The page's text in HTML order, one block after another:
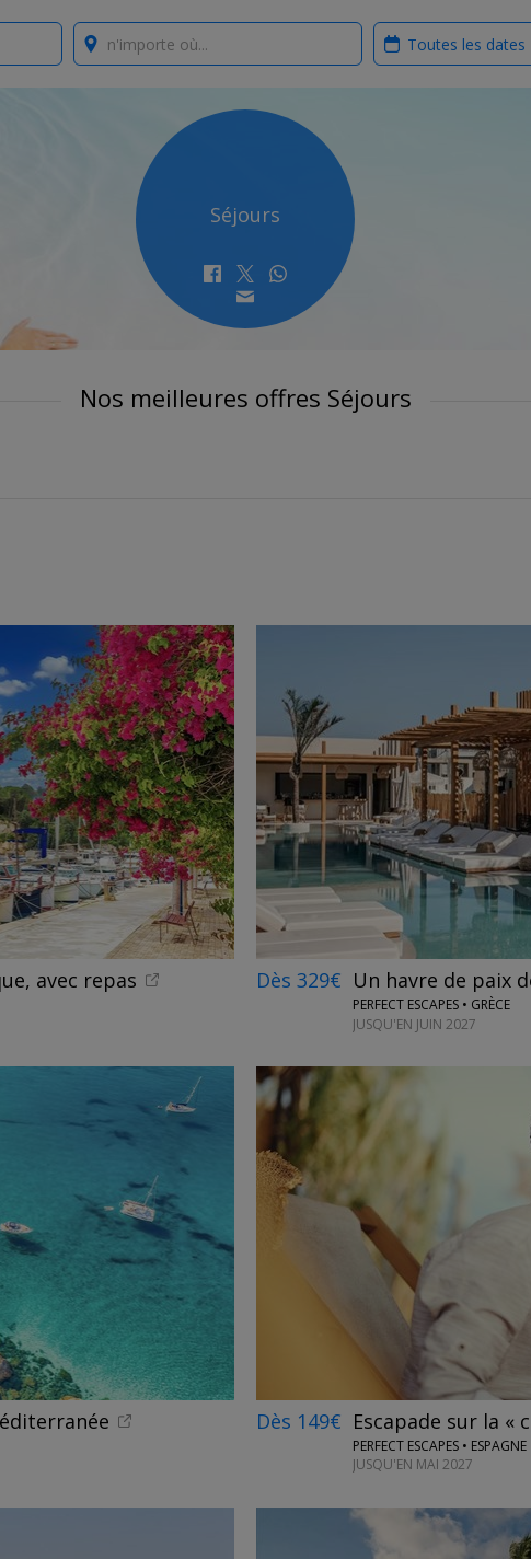
Where? When?
Séjours
Nos meilleures offres Séjours
avec repas Dès 329€ Un havre de paix
PERFECT ESCAPES • GRÈCE
JUSQU'EN JUIN 2027
Dès 149€ Escapade sur la «
PERFECT ESCAPES • ESPAGNE
JUSQU'EN MAI 2027